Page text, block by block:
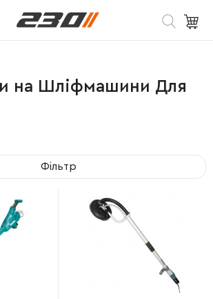
на Шліфмашини Для
Фільтр